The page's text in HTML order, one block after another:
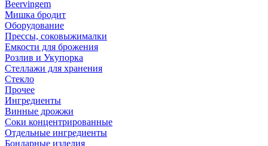
Beervingem
Мишка бродит
Оборудование
Прессы, соковыжималки
Емкости для брожения
Розлив и Укупорка
Стеллажи для хранения
Стекло
Прочее
Ингредиенты
Винные дрожжи
Соки концентрированные
Отдельные ингредиенты
Бондарные изделия